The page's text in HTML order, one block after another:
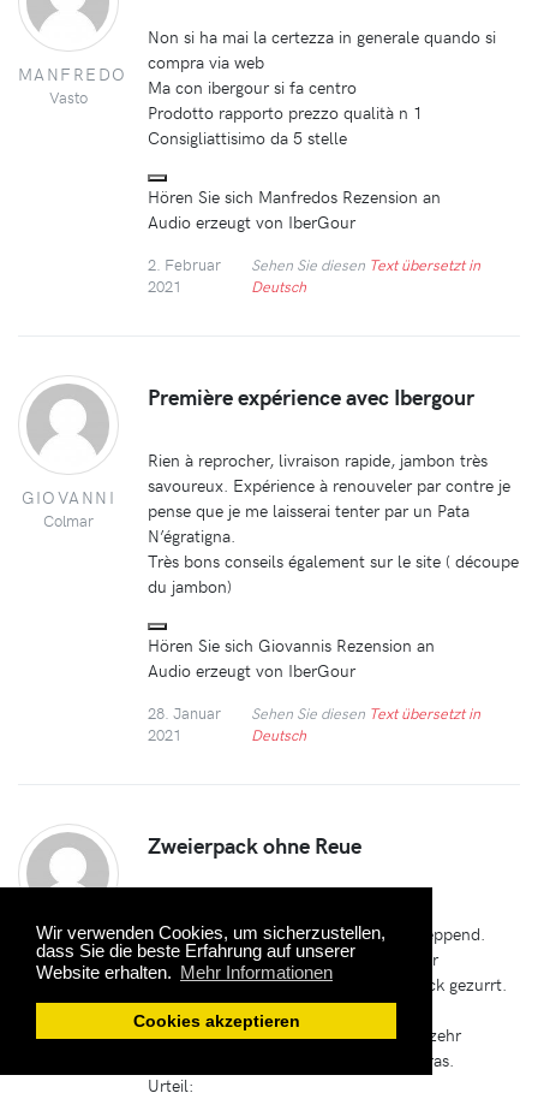
Wir verwenden Cookies, um sicherzustellen,
dass Sie die beste Erfahrung auf unserer
Website erhalten. Mehr Informationen
Cookies akzeptieren
MANFREDO
Vasto
Non si ha mai la certezza in generale quando si
compra via web
Ma con ibergour si fa centro
Prodotto rapporto prezzo qualità n 1
Consigliattisimo da 5 stelle
Hören Sie sich Manfredos Rezension an
Audio erzeugt von IberGour
2. Februar
2021
Sehen Sie diesen Text übersetzt in
Deutsch
GIOVANNI
Colmar
Première expérience avec Ibergour
Rien à reprocher, livraison rapide, jambon très
savoureux. Expérience à renouveler par contre je
pense que je me laisserai tenter par un Pata
N’égratigna.
Très bons conseils également sur le site ( découpe
du jambon)
Hören Sie sich Giovannis Rezension an
Audio erzeugt von IberGour
28. Januar
2021
Sehen Sie diesen Text übersetzt in
Deutsch
TISCHLINGER
Alfter
Zweierpack ohne Reue
In Spanien sehr zügig; hier etwas schleppend.
Ware ist vorbildlich in Pergamentpapier
eingeschlagen und in einen Gewebesack gezurrt.
Soweit schon perfekt.
Der Schinken ist somit sofort zum Verzehr
geeignet und passt in übliche Jamoneras.
Urteil: